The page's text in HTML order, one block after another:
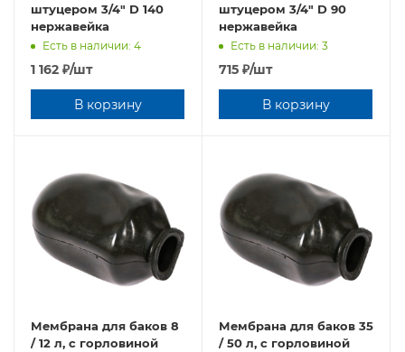
штуцером 3/4" D 140
нержавейка
Есть в наличии: 4
1 162 ₽/шт
В корзину
штуцером 3/4" D 90
нержавейка
Есть в наличии: 3
715 ₽/шт
В корзину
Мембрана для баков 8
/ 12 л, с горловиной
Мембрана для баков 35
/ 50 л, с горловиной